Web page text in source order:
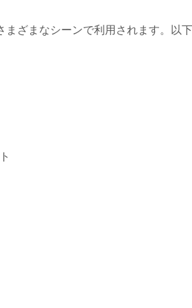
まざまなシーンで利用されます。以